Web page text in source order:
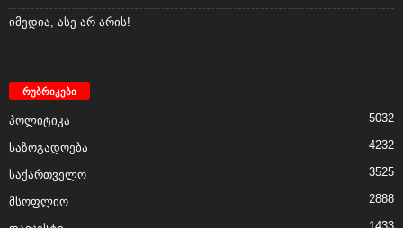
იმედია, ასე არ არის!
რუბრიკები
პოლიტიკა 5032
საზოგადოება 4232
საქართველო 3525
მსოფლიო 2888